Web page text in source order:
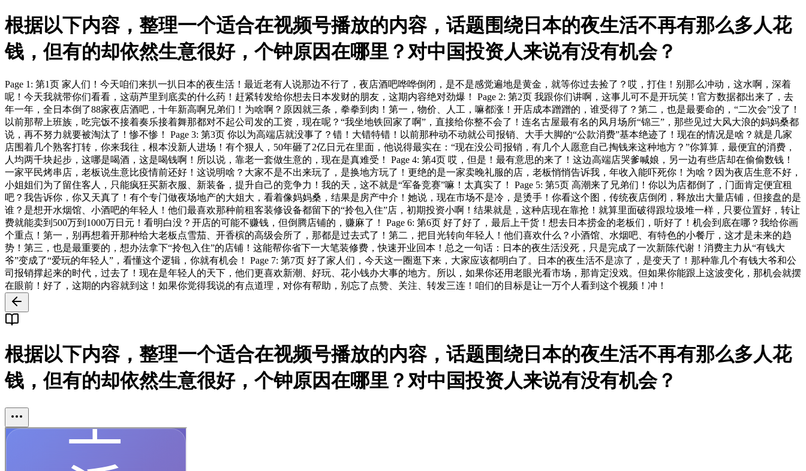
根据以下内容，整理一个适合在视频号播放的内容，话题围绕日本的夜生活不再有那么多人花
钱，但有的却依然生意很好，个钟原因在哪里？对中国投资人来说有没有机会？
Page 1: 第1页 家人们！今天咱们来扒一扒日本的夜生活！最近老有人说那边不行了，夜店酒吧哗哗倒闭，是不是感觉遍地是黄金，就等你过去捡了？哎，打住！别那么冲动，这水啊，深着
呢！今天我就带你们看看，这葫芦里到底卖的什么药！赶紧转发给你想去日本发财的朋友，这期内容绝对劲爆！ Page 2: 第2页 我跟你们讲啊，这事儿可不是开玩笑！官方数据都出来了，去
年一年，全日本倒了88家夜店酒吧，十年新高啊兄弟们！为啥啊？原因就三条，拳拳到肉！第一，物价、人工，嘛都涨！开店成本蹭蹭的，谁受得了？第二，也是最要命的，“二次会”没了！
以前那帮上班族，吃完饭不接着奏乐接着舞那都对不起公司发的工资，现在呢？“我坐地铁回家了啊”，直接给你整不会了！连名古屋最有名的风月场所“锦三”，那些见过大风大浪的妈妈桑都
说，再不努力就要被淘汰了！惨不惨！ Page 3: 第3页 你以为高端店就没事了？错！大错特错！以前那种动不动就公司报销、大手大脚的“公款消费”基本绝迹了！现在的情况是啥？就是几家
店围着几个熟客打转，你来我往，根本没新人进场！有个狠人，50年砸了2亿日元在里面，他说得最实在：“现在没公司报销，有几个人愿意自己掏钱来这种地方？”你算算，最便宜的消费，
人均两千块起步，这哪是喝酒，这是喝钱啊！所以说，靠老一套做生意的，现在是真难受！ Page 4: 第4页 哎，但是！最有意思的来了！这边高端店哭爹喊娘，另一边有些店却在偷偷数钱！
一家平民烤串店，老板说生意比疫情前还好！这说明啥？大家不是不出来玩了，是换地方玩了！更绝的是一家卖晚礼服的店，老板悄悄告诉我，年收入能吓死你！为啥？因为夜店生意不好，
小姐姐们为了留住客人，只能疯狂买新衣服、新装备，提升自己的竞争力！我的天，这不就是“军备竞赛”嘛！太真实了！ Page 5: 第5页 高潮来了兄弟们！你以为店都倒了，门面肯定便宜租
吧？我告诉你，你又天真了！有个专门做夜场地产的大姐大，看着像妈妈桑，结果是房产中介！她说，现在市场不是冷，是烫手！你看这个图，传统夜店倒闭，释放出大量店铺，但接盘的是
谁？是想开水烟馆、小酒吧的年轻人！他们最喜欢那种前租客装修设备都留下的“拎包入住”店，初期投资小啊！结果就是，这种店现在靠抢！就算里面破得跟垃圾堆一样，只要位置好，转让
费就能卖到500万到1000万日元！看明白没？开店的可能不赚钱，但倒腾店铺的，赚麻了！ Page 6: 第6页 好了好了，最后上干货！想去日本捞金的老板们，听好了！机会到底在哪？我给你画
个重点！第一，别再想着开那种给大老板点雪茄、开香槟的高级会所了，那都是过去式了！第二，把目光转向年轻人！他们喜欢什么？小酒馆、水烟吧、有特色的小餐厅，这才是未来的趋
势！第三，也是最重要的，想办法拿下“拎包入住”的店铺！这能帮你省下一大笔装修费，快速开业回本！总之一句话：日本的夜生活没死，只是完成了一次新陈代谢！消费主力从“有钱大
爷”变成了“爱玩的年轻人”，看懂这个逻辑，你就有机会！ Page 7: 第7页 好了家人们，今天这一圈逛下来，大家应该都明白了。日本的夜生活不是凉了，是变天了！那种靠几个有钱大爷和公
司报销撑起来的时代，过去了！现在是年轻人的天下，他们更喜欢新潮、好玩、花小钱办大事的地方。所以，如果你还用老眼光看市场，那肯定没戏。但如果你能跟上这波变化，那机会就摆
在眼前！好了，这期的内容就到这！如果你觉得我说的有点道理，对你有帮助，别忘了点赞、关注、转发三连！咱们的目标是让一万个人看到这个视频！冲！
根据以下内容，整理一个适合在视频号播放的内容，话题围绕日本的夜生活不再有那么多人花
钱，但有的却依然生意很好，个钟原因在哪里？对中国投资人来说有没有机会？